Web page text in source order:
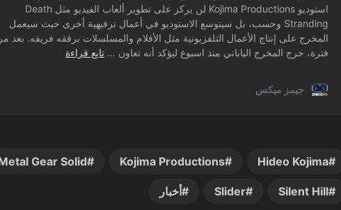
Hideo Kojima
Kojima Productions
Gear Solid
Silent Hill
Slider أخبار